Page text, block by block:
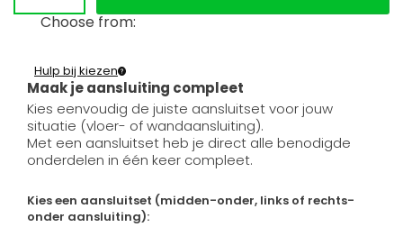
Choose from:
Maak je aansluiting compleet
Hulp bij kiezen
Kies eenvoudig de juiste aansluitset voor jouw
situatie (vloer- of wandaansluiting).
Met een aansluitset heb je direct alle benodigde
onderdelen in één keer compleet.
Kies een aansluitset (midden-onder, links of rechts-
onder aansluiting):